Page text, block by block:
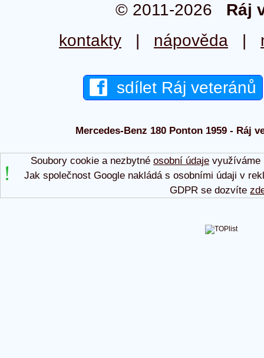
© 2011-2026 Ráj
kontakty | nápověda |
sdílet Ráj veteránů
Mercedes-Benz 180 Ponton 1959 - Ráj
Soubory cookie a nezbytné osobní údajevyužíváme
Jak společnost Google nakládá s osobními údaji v
GDPR se dozvíte